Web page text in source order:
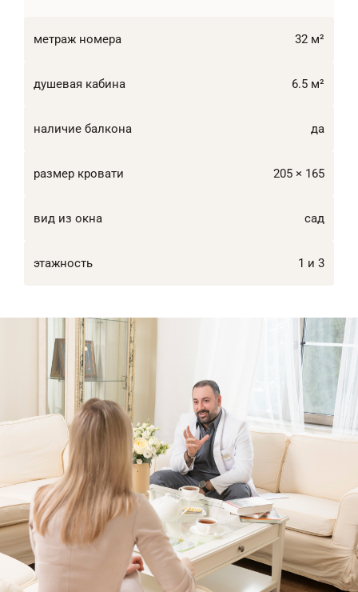
метраж номера 32 м²
душевая кабина 6.5 м²
наличие балкона да
размер кровати 205 × 165
вид из окна сад
этажность 1 и 3